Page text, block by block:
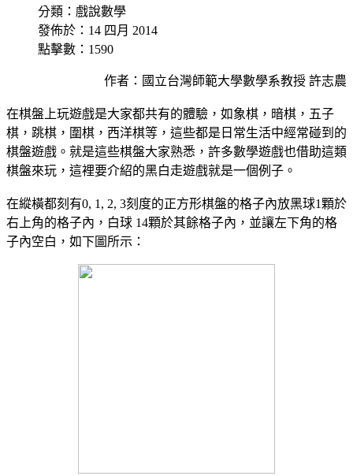
分類：戲說數學
發佈於：14 四月 2014
點擊數：1590
作者：國立台灣師範大學數學系教授 許志農
在棋盤上玩遊戲是大家都共有的體驗，如象棋，暗棋，五子
棋，跳棋，圍棋，西洋棋等，這些都是日常生活中經常碰到的
棋盤遊戲。就是這些棋盤大家熟悉，許多數學遊戲也借助這類
棋盤來玩，這裡要介紹的黑白走遊戲就是一個例子。
在縱橫都刻有0, 1, 2, 3刻度的正方形棋盤的格子內放黑球1顆於
右上角的格子內，白球 14顆於其餘格子內，並讓左下角的格
子內空白，如下圖所示：